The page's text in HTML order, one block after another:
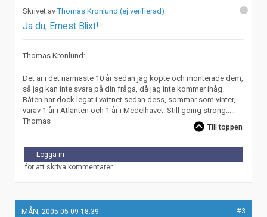
Thomas Kronlund (ej verifierad)
Ja du, Ernest Blixt!
Thomas Kronlund:
Det är i det närmaste 10 år sedan jag köpte och monterade dem,
så jag kan inte svara på din fråga, då jag inte kommer ihåg.
Båten har dock legat i vattnet sedan dess, sommar som vinter,
varav 1 år i Atlanten och 1 år i Medelhavet. Still going strong.....
Thomas
Till toppen
Logga in
för att skriva kommentarer
MÅN, 2005-05-09 18:39 #3